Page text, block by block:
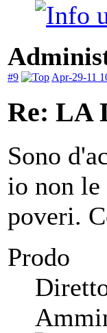
#9 Apr-29-11
Re: LA
Sono
io non le
poveri.
Prodo